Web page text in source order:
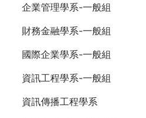
企業管理學系-一般組
財務金融學系-一般組
國際企業學系-一般組
資訊工程學系-一般組
資訊傳播工程學系